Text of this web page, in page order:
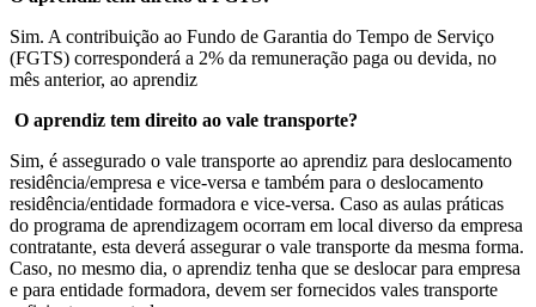
Sim. A contribuição ao Fundo de Garantia do Tempo de Serviço
(FGTS) corresponderá a 2% da remuneração paga ou devida, no
mês anterior, ao aprendiz
O aprendiz tem direito ao vale transporte?
Sim, é assegurado o vale transporte ao aprendiz para deslocamento
residência/empresa e vice-versa e também para o deslocamento
residência/entidade formadora e vice-versa. Caso as aulas práticas
do programa de aprendizagem ocorram em local diverso da empresa
contratante, esta deverá assegurar o vale transporte da mesma forma.
Caso, no mesmo dia, o aprendiz tenha que se deslocar para empresa
e para entidade formadora, devem ser fornecidos vales transporte